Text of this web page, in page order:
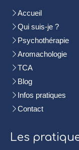
Accueil
Qui suis-je ?
Psychothérapie
Aromachologie
TCA
Blog
Infos pratiques
Contact
Les